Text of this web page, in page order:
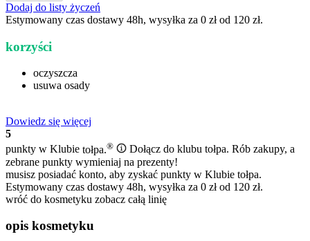
Dodaj do listy życzeń
Estymowany czas dostawy 48h, wysyłka za 0 zł od 120 zł.
korzyści
oczyszcza
usuwa osady
Dowiedz się więcej
5
punkty w Klubie tołpa.®
Dołącz do klubu tołpa. Rób zakupy, a
zebrane punkty wymieniaj na prezenty!
musisz posiadać konto, aby zyskać punkty w Klubie tołpa.
Estymowany czas dostawy 48h, wysyłka za 0 zł od 120 zł.
wróć do kosmetyku zobacz całą linię
opis kosmetyku